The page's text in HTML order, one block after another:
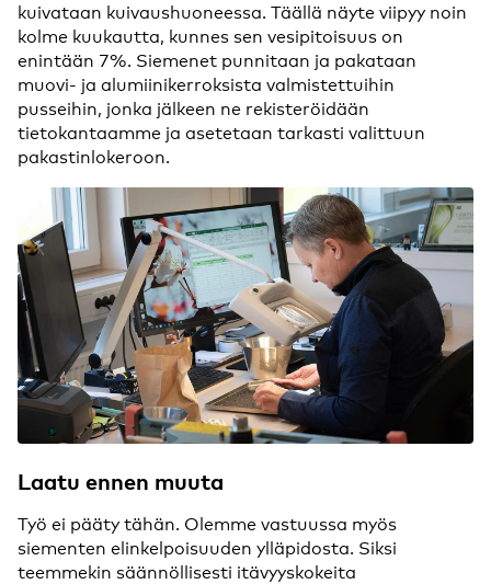
kuivataan kuivaushuoneessa. Täällä näyte viipyy noin
kolme kuukautta, kunnes sen vesipitoisuus on
enintään 7%. Siemenet punnitaan ja pakataan
muovi- ja alumiinikerroksista valmistettuihin
pusseihin, jonka jälkeen ne rekisteröidään
tietokantaamme ja asetetaan tarkasti valittuun
pakastinlokeroon.
Laatu ennen muuta
Työ ei pääty tähän. Olemme vastuussa myös
siementen elinkelpoisuuden ylläpidosta. Siksi
teemmekin säännöllisesti itävyyskokeita